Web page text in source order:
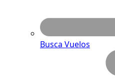
Busca Vuelos